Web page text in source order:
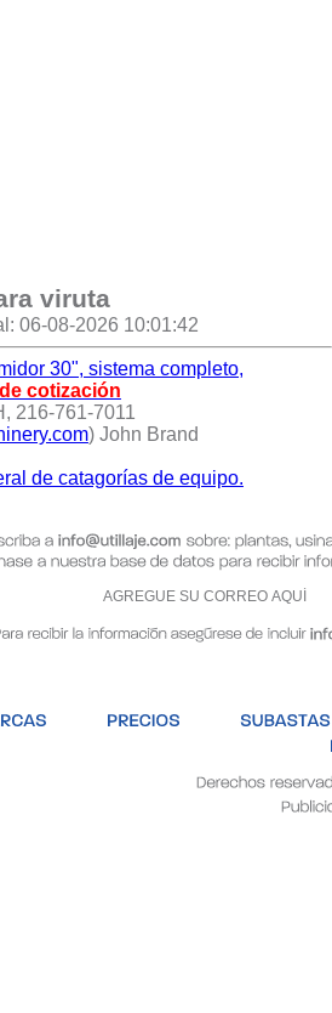
viruta
06-08-2026 10:01:42
30", sistema completo,
cotización
216-761-7011
) John Brand
de catagorías de equipo.